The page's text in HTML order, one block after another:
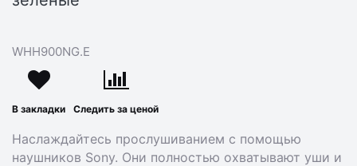
WHH900NG.E
В закладки Следить за ценой
Наслаждайтесь прослушиванием с помощью
наушников Sony. Они полностью охватывают уши и